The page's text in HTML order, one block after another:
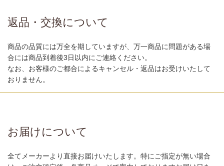
返品・交換について
商品の品質には万全を期していますが、万一商品に問題がある場
合には商品到着後3日以内にご連絡ください。
なお、お客様のご都合によるキャンセル・返品はお受けいたして
おりません。
お届けについて
全てメーカーより直接お届けいたします。特にご指定が無い場合